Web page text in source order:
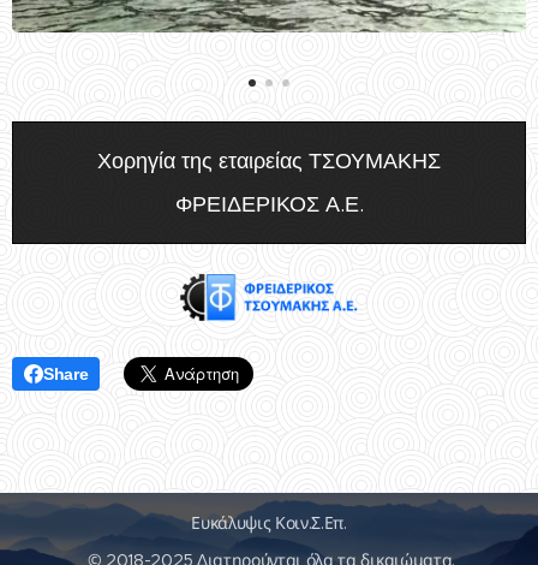
Χορηγία της εταιρείας ΤΣΟΥΜΑΚΗΣ
ΦΡΕΙΔΕΡΙΚΟΣ Α.Ε.
Share
Ευκάλυψις Κοιν.Σ.Επ.
© 2018-2025 Διατηρούνται όλα τα δικαιώματα.